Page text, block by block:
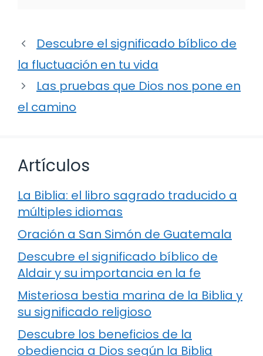
Descubre el significado bíblico de
la fluctuación en tu vida
Las pruebas que Dios nos pone en
el camino
Artículos
La Biblia: el libro sagrado traducido a
múltiples idiomas
Oración a San Simón de Guatemala
Descubre el significado bíblico de
Aldair y su importancia en la fe
Misteriosa bestia marina de la Biblia y
su significado religioso
Descubre los beneficios de la
obediencia a Dios según la Biblia